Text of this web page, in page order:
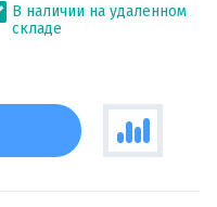
В наличии на удаленном
складе